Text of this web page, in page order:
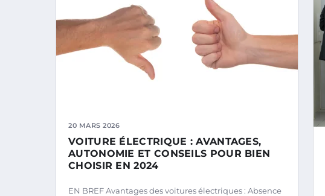
20 MARS 2026
VOITURE ÉLECTRIQUE : AVANTAGES,
AUTONOMIE ET CONSEILS POUR BIEN
CHOISIR EN 2024
EN BREF Avantages des voitures électriques : Absence